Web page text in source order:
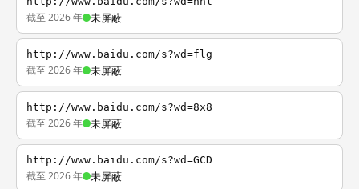
截至 2026 年 未屏蔽
http://www.baidu.com/s?wd=flg
截至 2026 年 未屏蔽
http://www.baidu.com/s?wd=8x8
截至 2026 年 未屏蔽
http://www.baidu.com/s?wd=GCD
截至 2026 年 未屏蔽